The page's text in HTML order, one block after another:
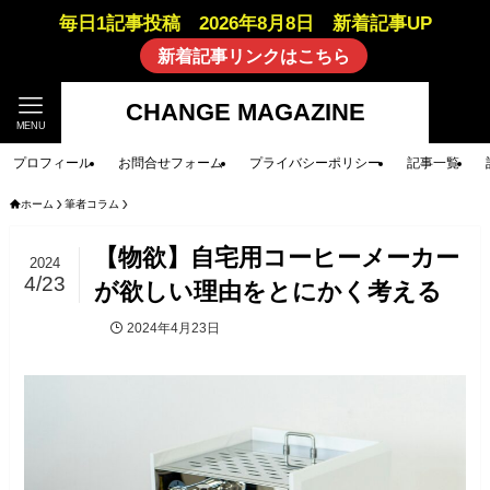
毎日1記事投稿 2026年8月8日 新着記事UP
新着記事リンクはこちら
CHANGE MAGAZINE
MENU
プロフィール お問合せフォーム プライバシーポリシー 記事一覧
ホーム 筆者コラム
【物欲】自宅用コーヒーメーカー
が欲しい理由をとにかく考える
2024
4/23
2024年4月23日